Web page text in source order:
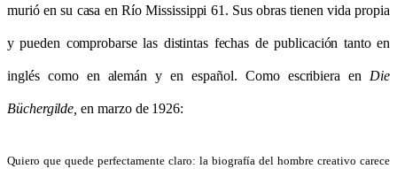
murió en su casa en Río Mississippi 61. Sus obras tienen vida propia
y pueden comprobarse las distintas fechas de publicación tanto en
inglés como en alemán y en español. Como escribiera en Die
Büchergilde,en marzo de 1926:
Quiero que quede perfectamente claro: la biografía del hombre creativo carece